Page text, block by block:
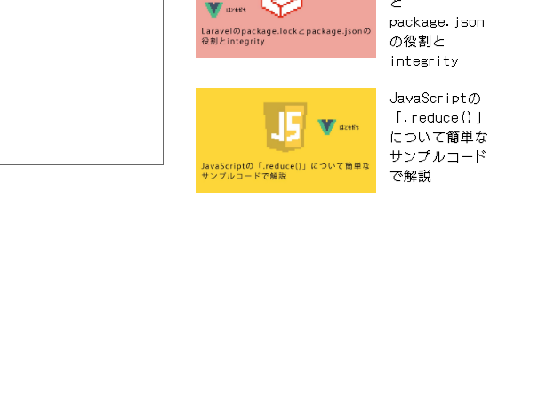
package.json
の役割と
integrity
JavaScriptの
「.reduce()」
について簡単な
サンプルコード
で解説